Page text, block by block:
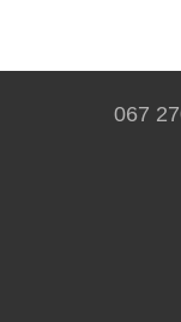
067